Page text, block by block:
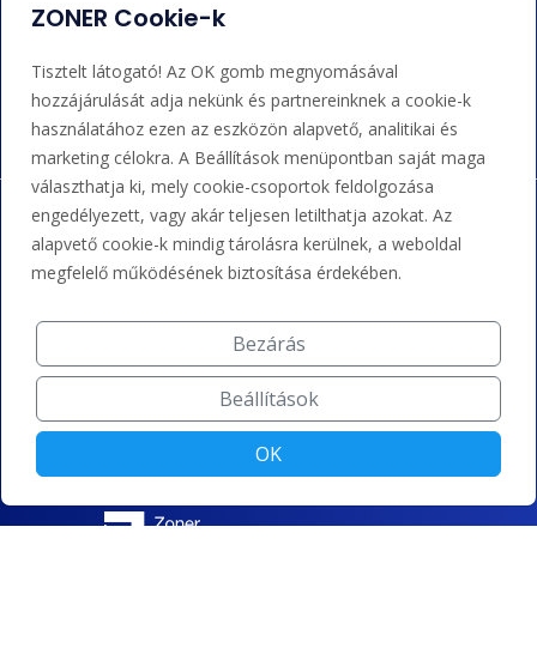
átutalást és kreditet.
ZONER Cookie-k
Tisztelt látogató! Az OK gomb megnyomásával
hozzájárulását adja nekünk és partnereinknek a cookie-k
használatához ezen az eszközön alapvető, analitikai és
marketing célokra. A Beállítások menüpontban saját maga
választhatja ki, mely cookie-csoportok feldolgozása
engedélyezett, vagy akár teljesen letilthatja azokat. Az
alapvető cookie-k mindig tárolásra kerülnek, a weboldal
megfelelő működésének biztosítása érdekében.
Bezárás
Beállítások
OK